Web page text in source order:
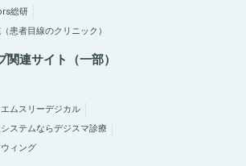
総研
患者目線のクリニック）
連サイト（一部）
ムスリーデジカル
ステムならデジスマ診療
ィング